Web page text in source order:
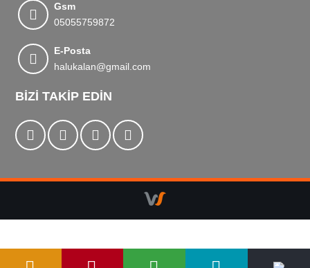
Gsm
05055759872
E-Posta
halukalan@gmail.com
BIZI TAKIP EDIN